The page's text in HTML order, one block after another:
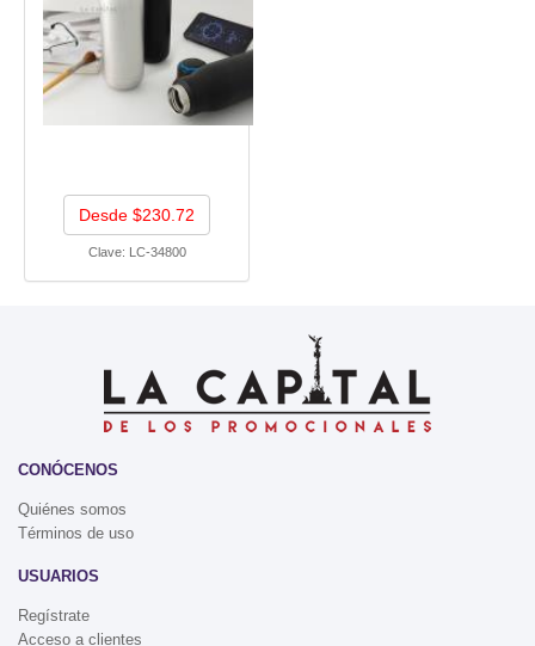
Desde $230.72
Clave: LC-34800
CONÓCENOS
Quiénes somos
Términos de uso
USUARIOS
Regístrate
Acceso a clientes